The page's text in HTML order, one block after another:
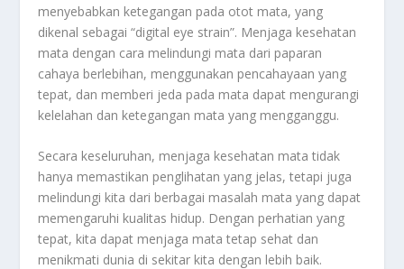
menyebabkan ketegangan pada otot mata, yang
dikenal sebagai “digital eye strain”. Menjaga kesehatan
mata dengan cara melindungi mata dari paparan
cahaya berlebihan, menggunakan pencahayaan yang
tepat, dan memberi jeda pada mata dapat mengurangi
kelelahan dan ketegangan mata yang mengganggu.
Secara keseluruhan, menjaga kesehatan mata tidak
hanya memastikan penglihatan yang jelas, tetapi juga
melindungi kita dari berbagai masalah mata yang dapat
memengaruhi kualitas hidup. Dengan perhatian yang
tepat, kita dapat menjaga mata tetap sehat dan
menikmati dunia di sekitar kita dengan lebih baik.